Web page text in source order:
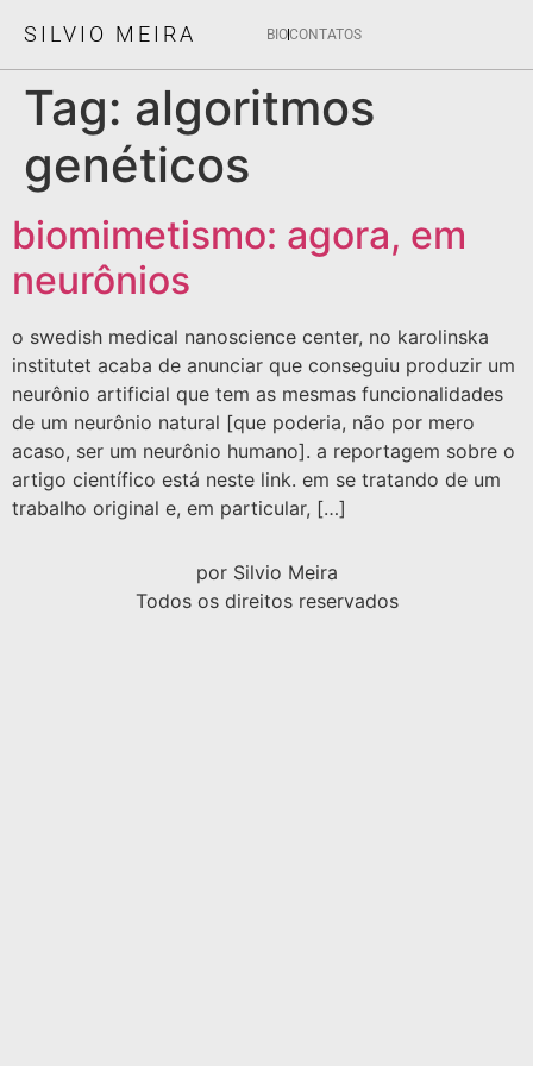
SILVIO MEIRA BIOCONTATOS
Tag: algoritmos
genéticos
biomimetismo: agora, em
neurônios
o swedish medical nanoscience center, no karolinska
institutet acaba de anunciar que conseguiu produzir um
neurônio artificial que tem as mesmas funcionalidades
de um neurônio natural [que poderia, não por mero
acaso, ser um neurônio humano]. a reportagem sobre o
artigo científico está neste link. em se tratando de um
trabalho original e, em particular, […]
por Silvio Meira
Todos os direitos reservados